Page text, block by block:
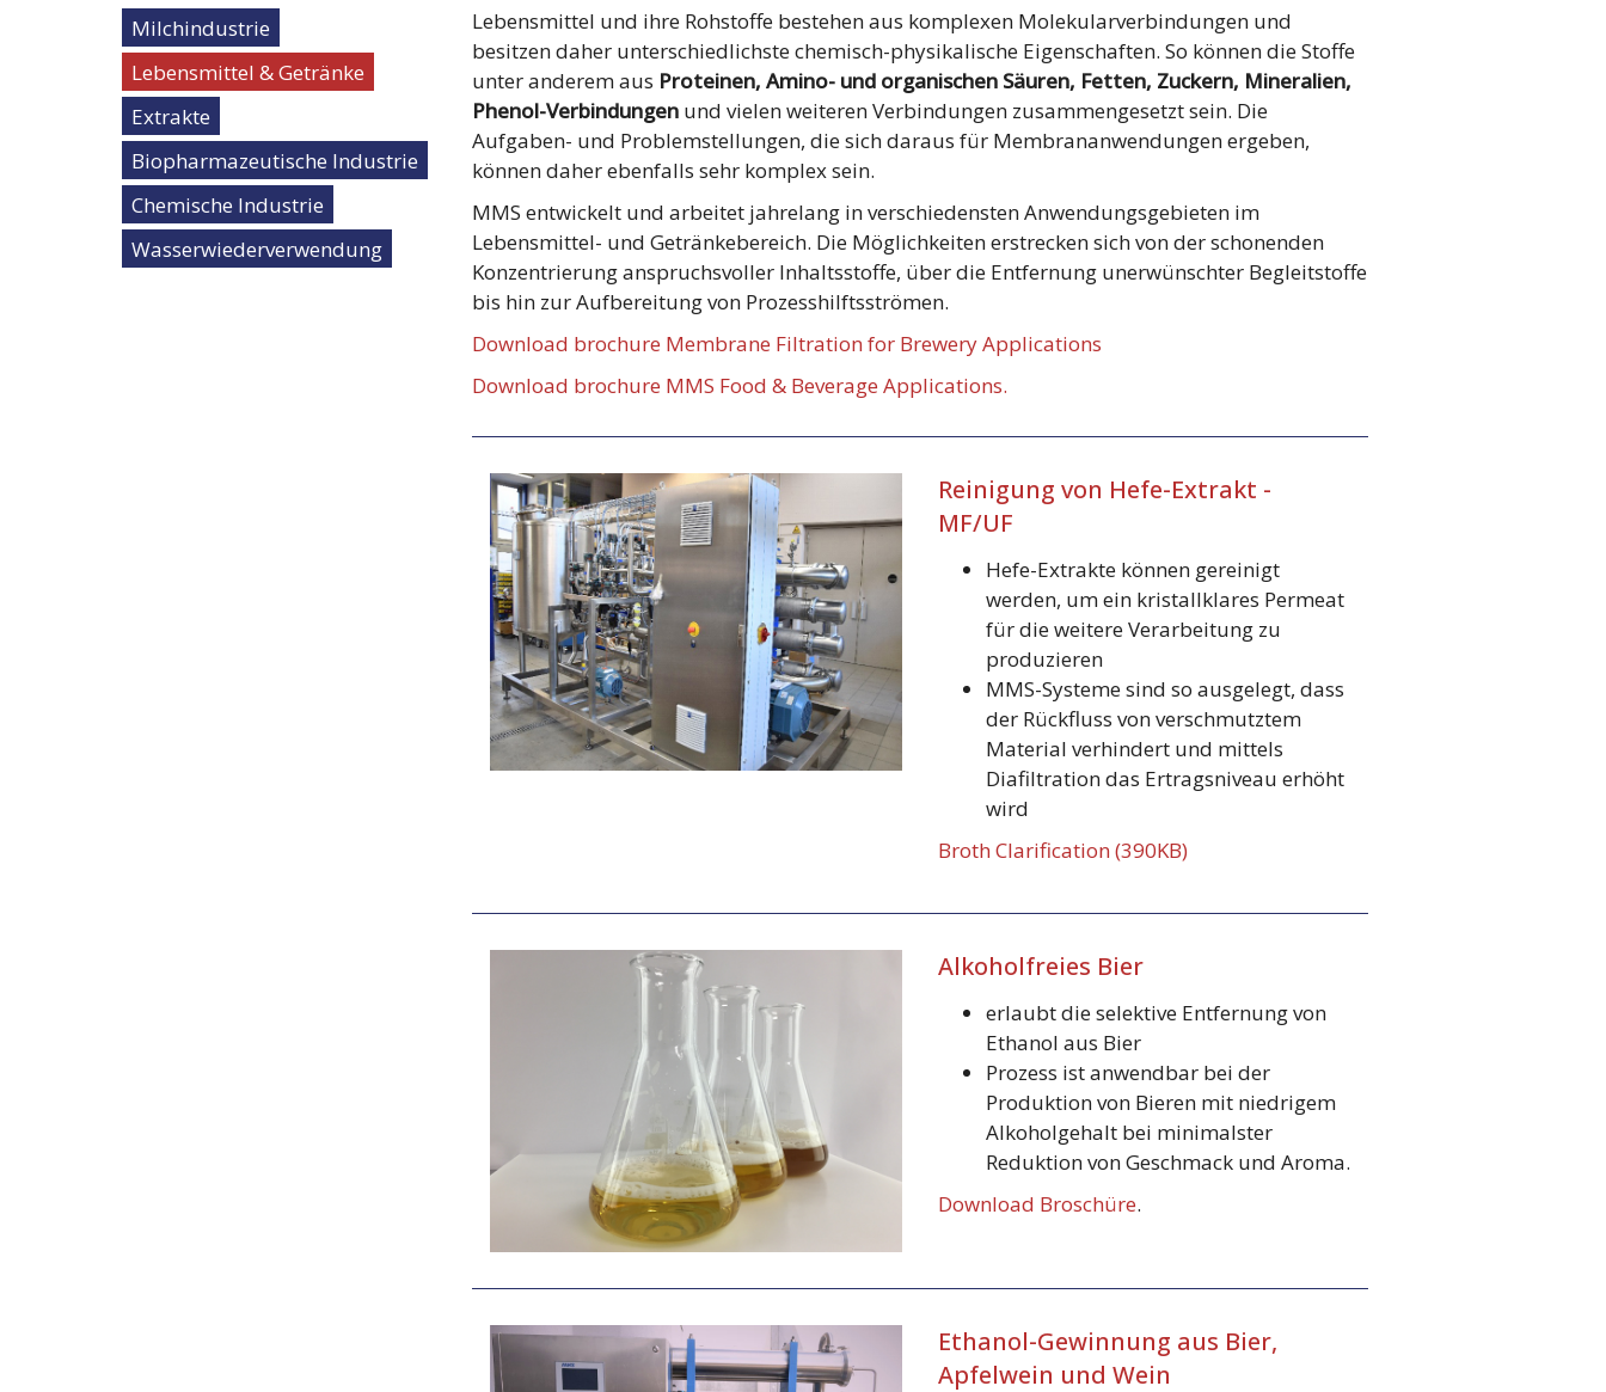
Milchindustrie
Lebensmittel & Getränke
Extrakte
Biopharmazeutische Industrie
Chemische Industrie
Wasserwiederverwendung
Lebensmittel und ihre Rohstoffe bestehen aus komplexen Molekularverbindungen und
besitzen daher unterschiedlichste chemisch-physikalische Eigenschaften. So können die Stoffe
unter anderem aus Proteinen, Amino- und organischen Säuren, Fetten, Zuckern, Mineralien,
Phenol-Verbindungenund vielen weiteren Verbindungen zusammengesetzt sein. Die
Aufgaben- und Problemstellungen, die sich daraus für Membrananwendungen ergeben,
können daher ebenfalls sehr komplex sein.
MMS entwickelt und arbeitet jahrelang in verschiedensten Anwendungsgebieten im
Lebensmittel- und Getränkebereich. Die Möglichkeiten erstrecken sich von der schonenden
Konzentrierung anspruchsvoller Inhaltsstoffe, über die Entfernung unerwünschter Begleitstoffe
bis hin zur Aufbereitung von Prozesshilftsströmen.
Download brochure Membrane Filtration for Brewery Applications
Download brochure MMS Food & Beverage Applications.
Reinigung von Hefe-Extrakt -
MF/UF
Hefe-Extrakte können gereinigt
werden, um ein kristallklares Permeat
für die weitere Verarbeitung zu
produzieren
MMS-Systeme sind so ausgelegt, dass
der Rückfluss von verschmutztem
Material verhindert und mittels
Diafiltration das Ertragsniveau erhöht
wird
Broth Clarification (390KB)
Alkoholfreies Bier
erlaubt die selektive Entfernung von
Ethanol aus Bier
Prozess ist anwendbar bei der
Produktion von Bieren mit niedrigem
Alkoholgehalt bei minimalster
Reduktion von Geschmack und Aroma.
Download Broschüre.
Ethanol-Gewinnung aus Bier,
Apfelwein und Wein